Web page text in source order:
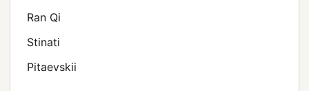
Ran Qi
Stinati
Pitaevskii